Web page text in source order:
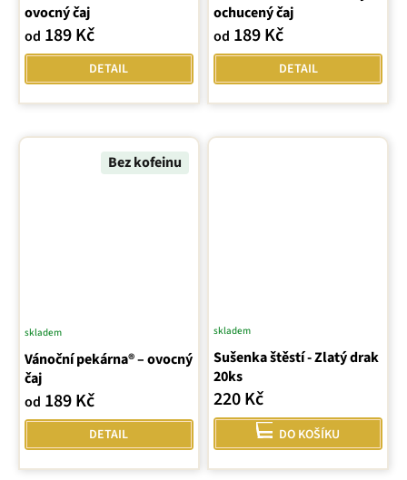
ovocný čaj
od 189 Kč
DETAIL
ochucený čaj
od 189 Kč
DETAIL
Bez kofeinu
Vánoční pekárna® – ovocný
čaj
skladem
od 189 Kč
DETAIL
Sušenka štěstí - Zlatý drak
20ks
Průměrné
hodnocení
produktu
je
5,0
z
5
skladem
220 Kč
DO KOŠÍKU